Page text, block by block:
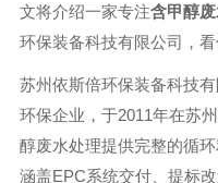
文将介绍一家专注含甲醇
环保装备科技有限公司，
苏州依斯倍环保装备科技
环保企业，于2011年在苏
醇废水处理提供完整的循
涵盖EPC系统交付、提标